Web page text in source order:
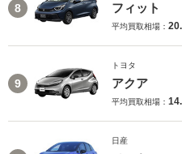
8 フィット
平均買取相場：
9
トヨタ
アクア
平均買取相場：
日産